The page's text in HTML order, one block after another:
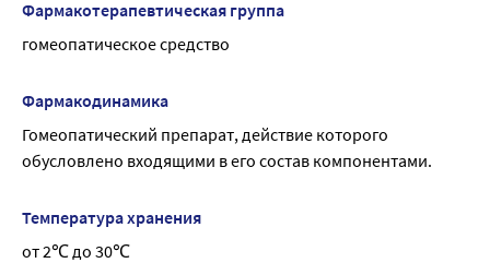
появлении побочных эффектов, не описанных в
Влияние на способность управлять транспортными
Применение препарата не оказывает влияния на
способность к выполнению потенциально опасных
видов деятельности, требующих повышенной
реакций (управление транспортными средствами,
работа с движущимися механизмами, работа диспетчера,
кровотечение. В очень редких случая возможно
предрасположенностью к астме. В этих случаях следует
Фармакотерапевтическая группа
гомеопатическое средство
Фармакодинамика
Гомеопатический препарат, действие которого
обусловлено входящими в его состав компонентами.
Температура хранения
от 2℃ до 30℃